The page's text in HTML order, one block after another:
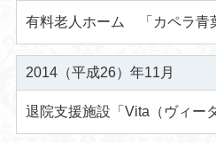
有料老人ホーム 「カペラ青
2014（平成26）年11月
退院支援施設「Vita（ヴィー